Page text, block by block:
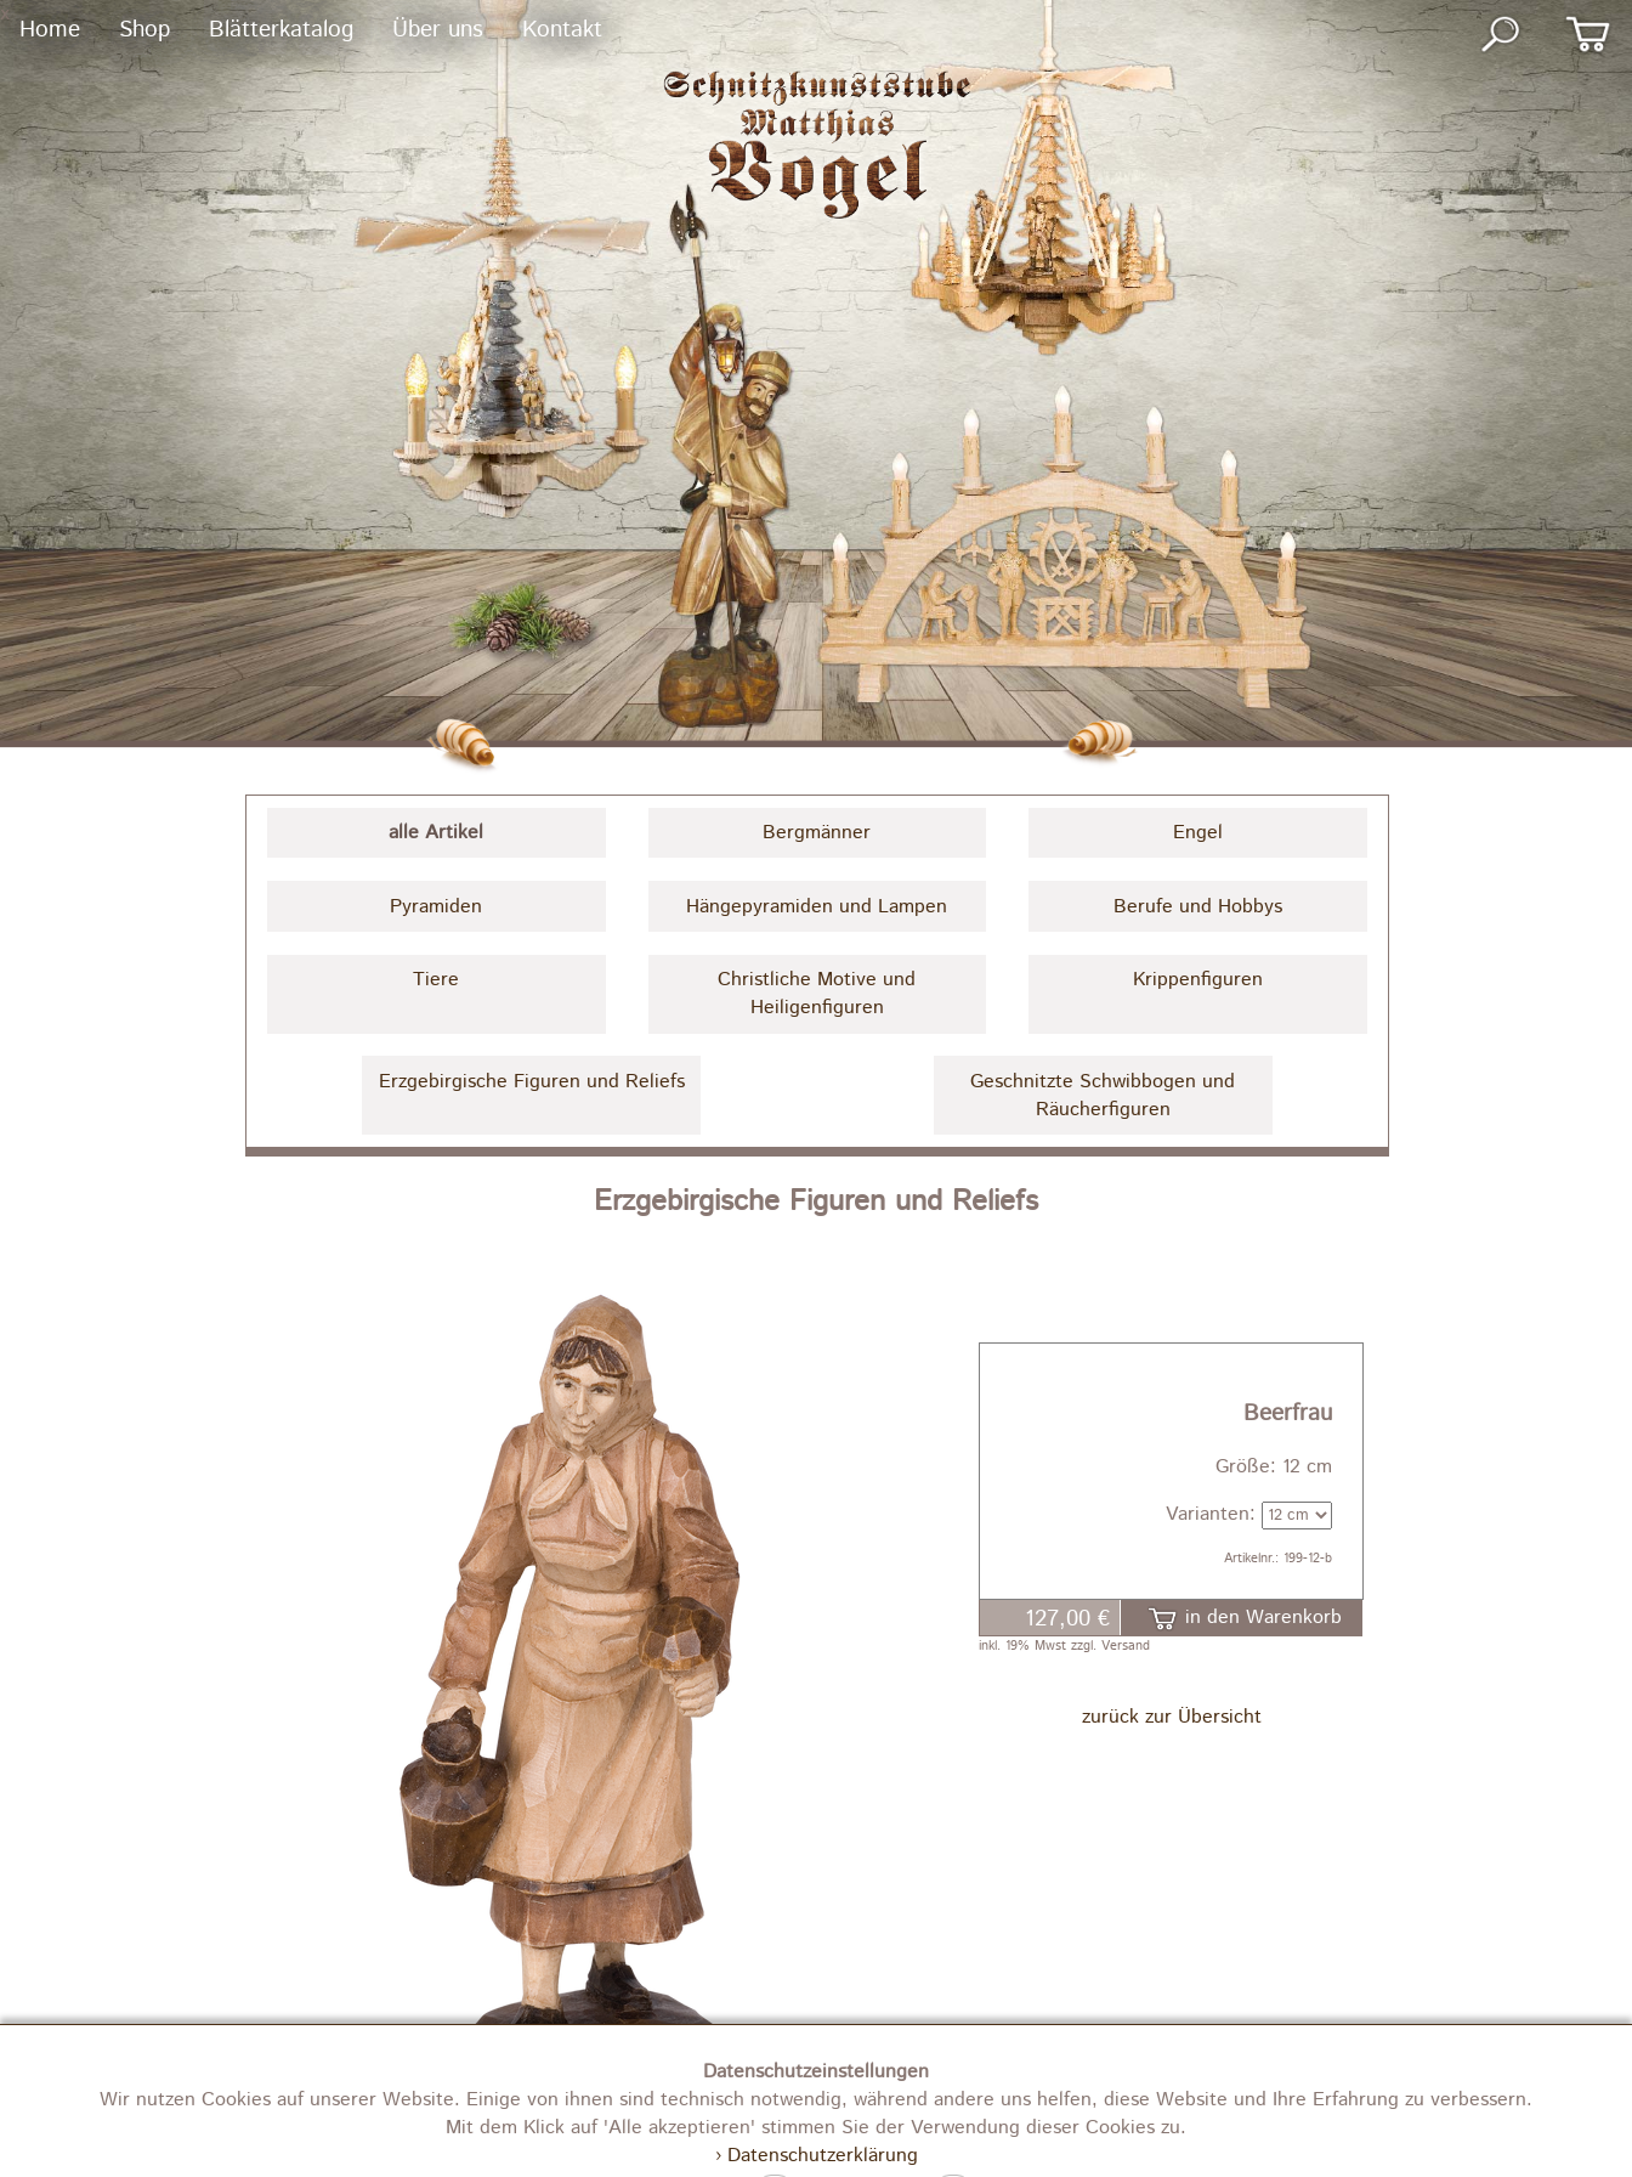
Datenschutzeinstellungen
Wir nutzen Cookies auf unserer Website. Einige von ihnen sind technisch notwendig, während andere uns helfen, diese Website und Ihre Erfahrung zu verbessern.
Mit dem Klick auf 'Alle akzeptieren' stimmen Sie der Verwendung dieser Cookies zu.
› Datenschutzerklärung
Home Shop Blätterkatalog Über uns Kontakt
alle Artikel Bergmänner Engel
Pyramiden Hängepyramiden und Lampen Berufe und Hobbys
Tiere
Christliche Motive und
Heiligenfiguren
Krippenfiguren
Erzgebirgische Figuren und Reliefs
Geschnitzte Schwibbogen und
Räucherfiguren
Erzgebirgische Figuren und Reliefs
Beerfrau
Größe: 12 cm
Varianten:
Artikelnr.: 199-12-b
127,00 € in den Warenkorb
inkl. 19% Mwst zzgl. Versand
zurück zur Übersicht
x